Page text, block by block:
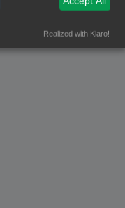
Realized with Klaro!